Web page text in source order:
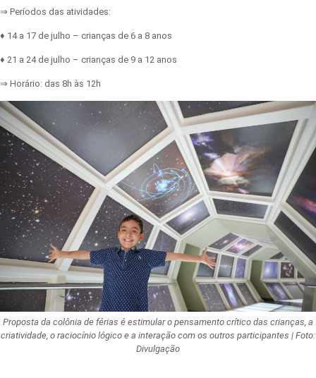
⇒ Períodos das atividades:
♦ 14 a 17 de julho – crianças de 6 a 8 anos
♦ 21 a 24 de julho – crianças de 9 a 12 anos
⇒ Horário: das 8h às 12h
Proposta da colônia de férias é estimular o pensamento crítico das crianças, a
criatividade, o raciocínio lógico e a interação com os outros participantes | Foto:
Divulgação